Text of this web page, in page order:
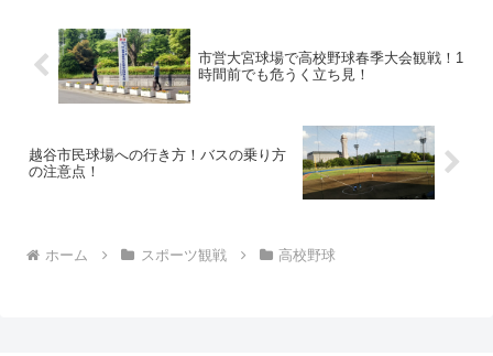
市営大宮球場で高校野球春季大会観戦！1
時間前でも危うく立ち見！
越谷市民球場への行き方！バスの乗り方
の注意点！
ホーム スポーツ観戦 高校野球